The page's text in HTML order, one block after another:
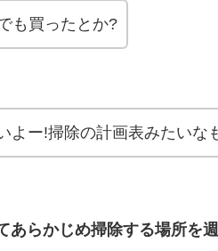
も買ったとか?
よー!掃除の計画表みたいな
あらかじめ掃除する場所を